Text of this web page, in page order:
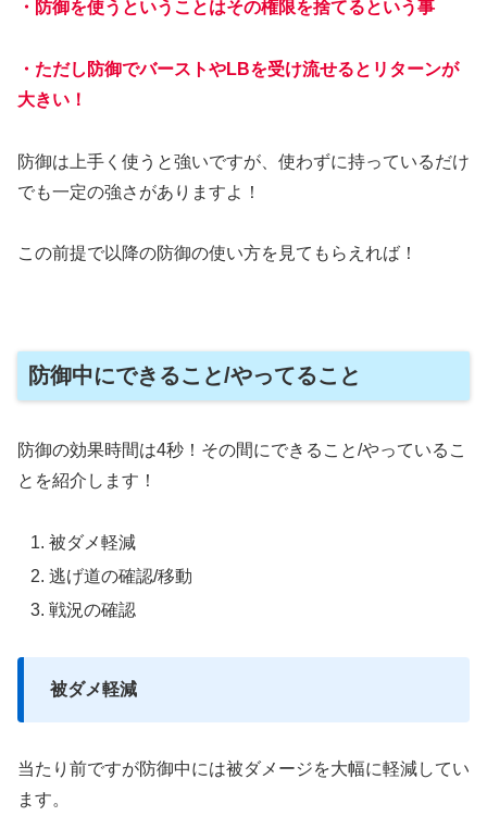
・防御を使うということはその権限を捨てるという事
・ただし防御でバーストやLBを受け流せるとリターンが
大きい！
防御は上手く使うと強いですが、使わずに持っているだけ
でも一定の強さがありますよ！
この前提で以降の防御の使い方を見てもらえれば！
防御中にできること/やってること
防御の効果時間は4秒！その間にできること/やっているこ
とを紹介します！
被ダメ軽減
逃げ道の確認/移動
戦況の確認
被ダメ軽減
当たり前ですが防御中には被ダメージを大幅に軽減してい
ます。